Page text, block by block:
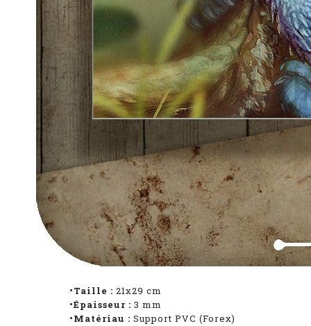
•Taille : 21x29 cm
•Épaisseur : 3 mm
•Matériau : Support PVC (Forex)